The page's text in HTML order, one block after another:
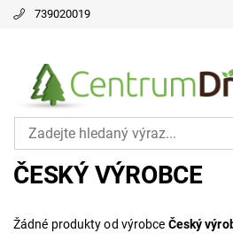
739020019
ČESKÝ VÝROBCE
Žádné produkty od výrobce Český